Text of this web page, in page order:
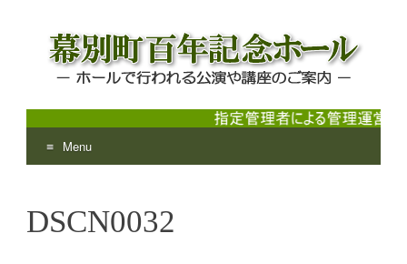
幕別町百年記念ホール
ホールで行われる公演や講座のご案内
Menu
content
DSCN0032